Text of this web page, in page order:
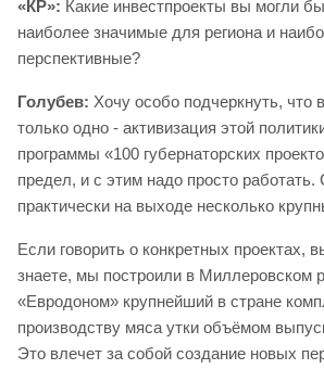
«КР»: Какие инвестпроекты вы могли
наиболее значимые для региона и
перспективные?
Голубев: Хочу особо подчеркнуть, что
только одно - активизация этой
программы «100 губернаторских
предел, и с этим надо просто работать.
практически на выходе несколько
Если говорить о конкретных проектах,
знаете, мы построили в Миллеровском
«Евродоном» крупнейший в стране
производству мяса утки объёмом
Это влечет за собой создание новых